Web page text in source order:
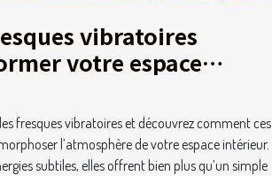
vibratoires
votre espace
fresques vibratoires et découvrez comment ces
l’atmosphère de votre espace intérieur.
subtiles, elles offrent bien plus qu’un simple